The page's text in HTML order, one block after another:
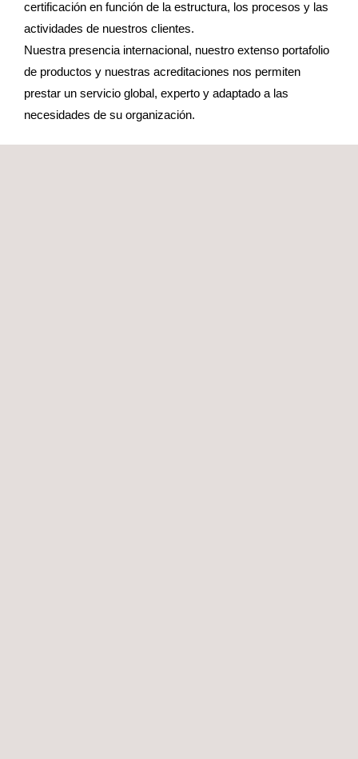
certificación en función de la estructura, los procesos y las
actividades de nuestros clientes.
Nuestra presencia internacional, nuestro extenso portafolio
de productos y nuestras acreditaciones nos permiten
prestar un servicio global, experto y adaptado a las
necesidades de su organización.